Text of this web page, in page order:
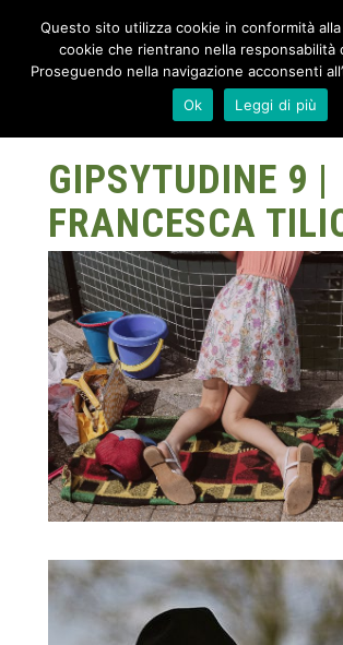
GIPSYTUDINE 9 |
FRANCESCA
Questo sito utilizza cookie in conformità
cookie che rientrano nella responsabilità
Proseguendo nella navigazione acconsenti
Ok
Leggi di più